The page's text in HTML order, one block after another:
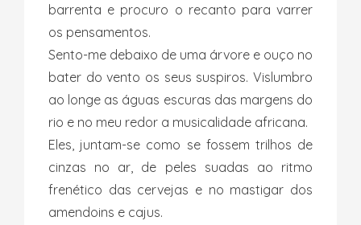
barrenta e procuro o recanto para varrer
os pensamentos.
Sento-me debaixo de uma árvore e ouço no
bater do vento os seus suspiros. Vislumbro
ao longe as águas escuras das margens do
rio e no meu redor a musicalidade africana.
Eles, juntam-se como se fossem trilhos de
cinzas no ar, de peles suadas ao ritmo
frenético das cervejas e no mastigar dos
amendoins e cajus.